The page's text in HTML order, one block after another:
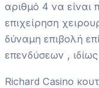
αριθμό 4 να είναι
επιχείρηση
δύναμη επιβολή
επενδύσεων ,
Richard Casino